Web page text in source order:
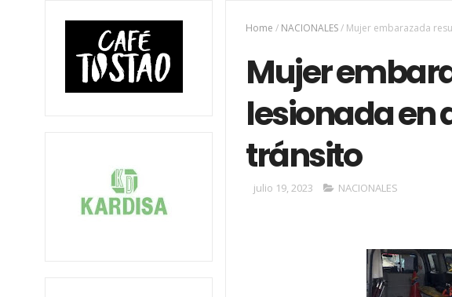
Home / NACIONALES/ Mujer embarazada
Mujer
lesionada en
tránsito
julio 19, 2023 NACIONALES